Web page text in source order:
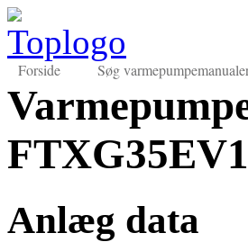
Forside Søg
Anlæg data